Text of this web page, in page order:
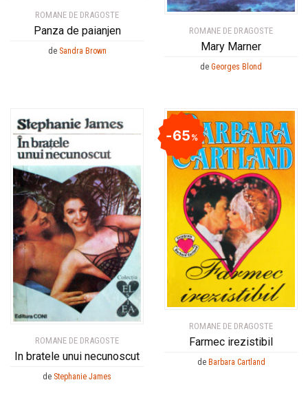
ROMANE DE DRAGOSTE
Panza de paianjen
de Sandra Brown
ROMANE DE DRAGOSTE
Mary Marner
de Georges Blond
ROMANE DE DRAGOSTE
In bratele unui necunoscut
de Stephanie James
ROMANE DE DRAGOSTE
Farmec irezistibil
65%
de Barbara Cartland